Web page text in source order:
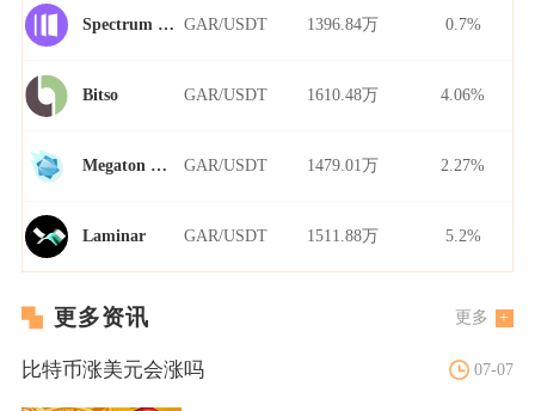
Spectrum Finance GAR/USDT 1396.84万 0.7%
Bitso GAR/USDT 1610.48万 4.06%
Megaton Finance GAR/USDT 1479.01万 2.27%
Laminar GAR/USDT 1511.88万 5.2%
更多资讯 更多
比特币涨美元会涨吗 07-07